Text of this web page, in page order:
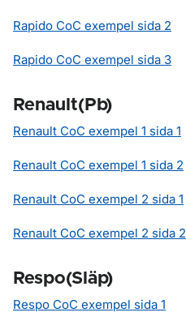
Rapido CoC exempel sida 2
Rapido CoC exempel sida 3
Renault(Pb)
Renault CoC exempel 1 sida 1
Renault CoC exempel 1 sida 2
Renault CoC exempel 2 sida 1
Renault CoC exempel 2 sida 2
Respo(Släp)
Respo CoC exempel sida 1